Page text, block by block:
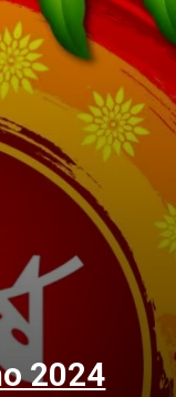
2024